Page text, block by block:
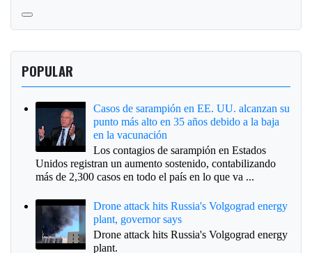
POPULAR
Casos de sarampión en EE. UU. alcanzan su
punto más alto en 35 años debido a la baja
en la vacunación
Los contagios de sarampión en Estados
Unidos registran un aumento sostenido, contabilizando
más de 2,300 casos en todo el país en lo que va ...
Drone attack hits Russia's Volgograd energy
plant, governor says
Drone attack hits Russia's Volgograd energy
plant.